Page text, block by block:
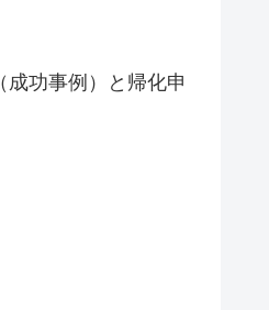
功事例）と帰化申